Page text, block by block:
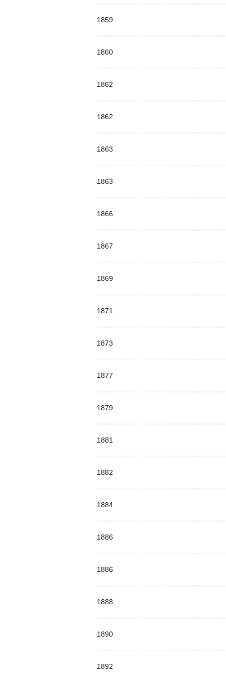
1859
1860
1862
1862
1863
1863
1866
1867
1869
1871
1873
1877
1879
1881
1882
1884
1886
1886
1888
1890
1892